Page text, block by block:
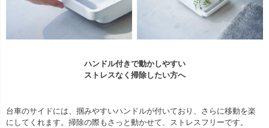
ハンドル付きで動かしやすい
ストレスなく掃除したい方へ
台車のサイドには、掴みやすいハンドルが付いており、さらに移動を楽
にしてくれます。掃除の際もさっと動かせて、ストレスフリーです。